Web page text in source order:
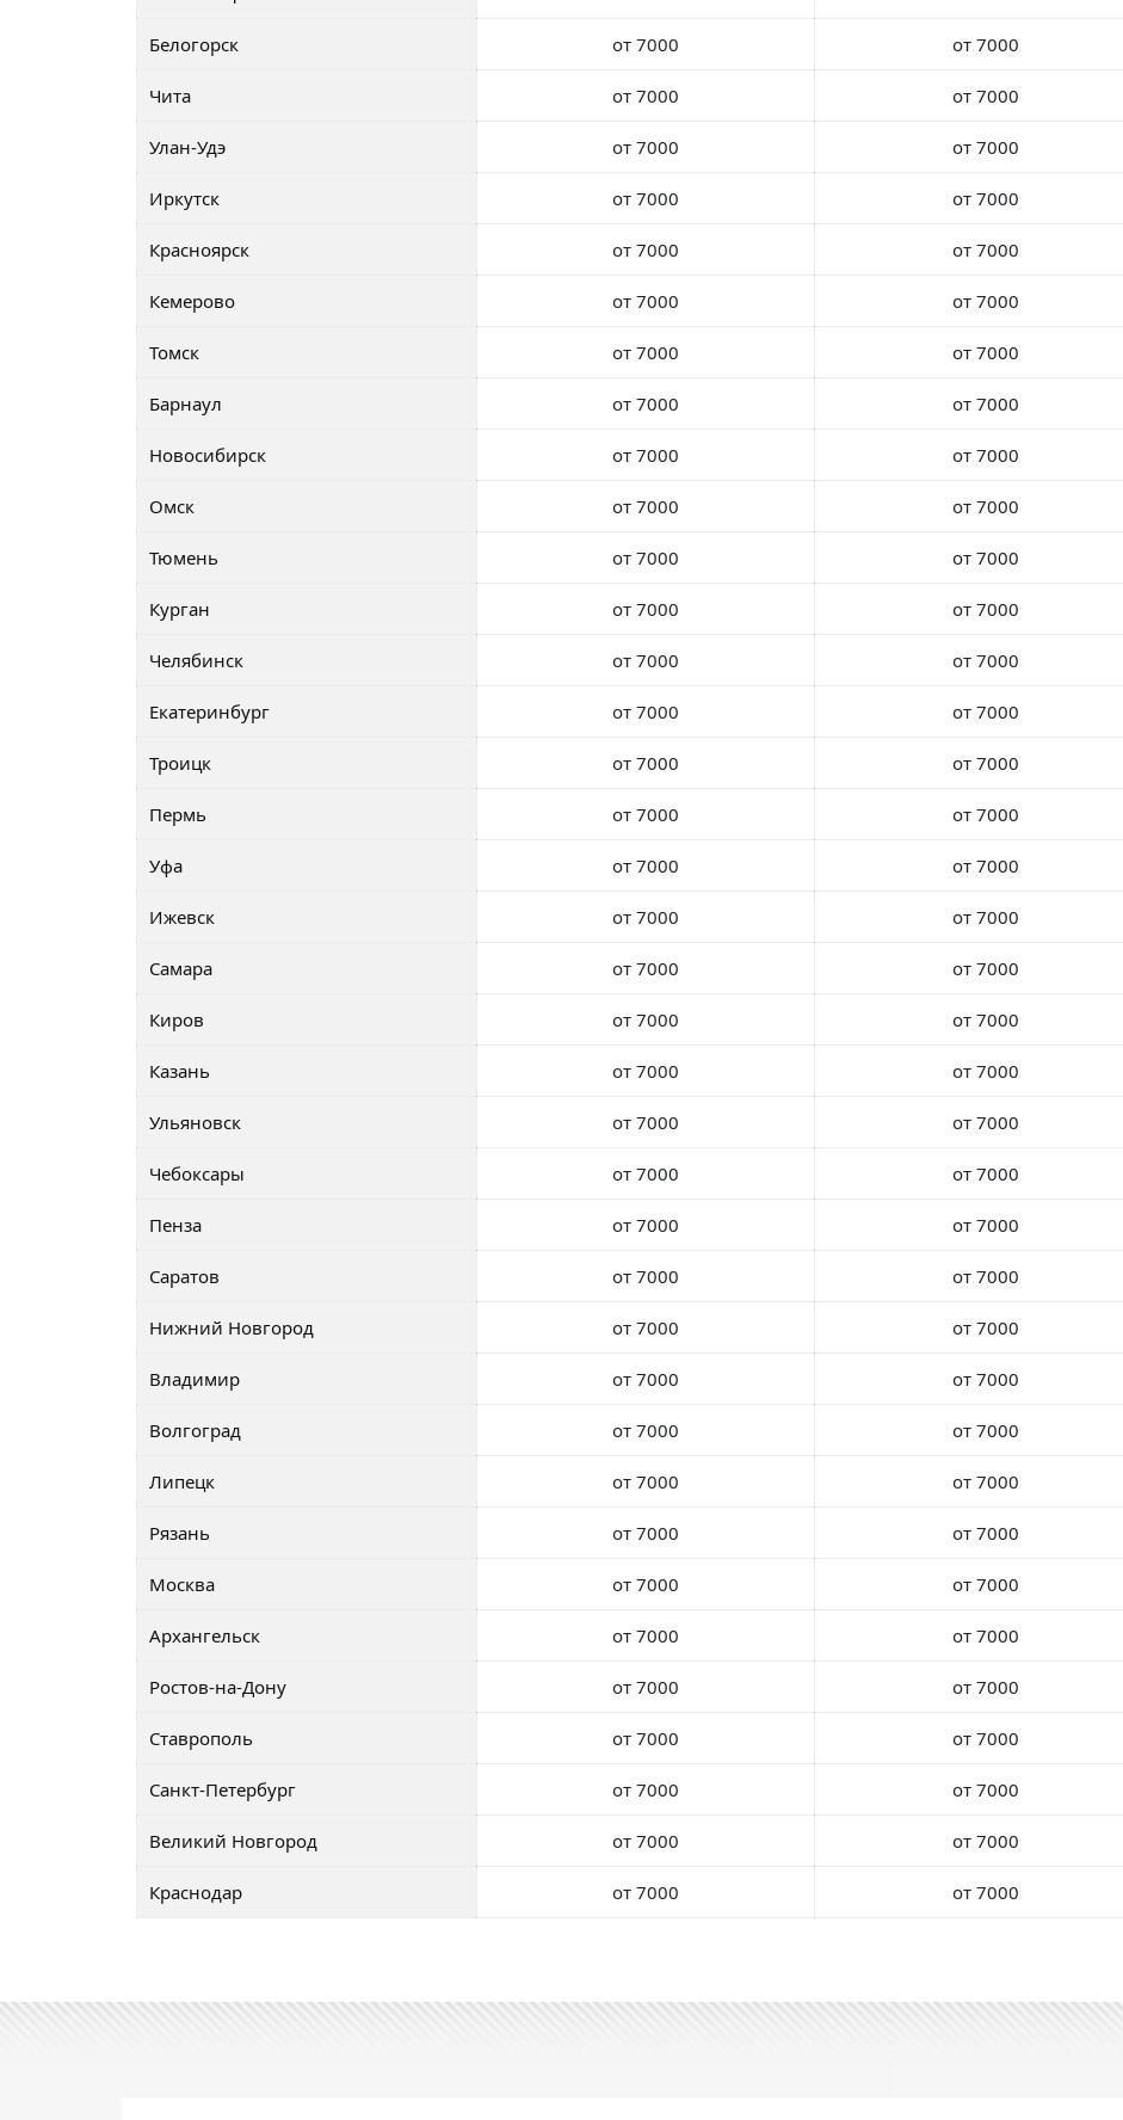
Белогорск от 7000 от 7000
Чита от 7000 от 7000
Улан-Удэ от 7000 от 7000
Иркутск от 7000 от 7000
Красноярск от 7000 от 7000
Кемерово от 7000 от 7000
Томск от 7000 от 7000
Барнаул от 7000 от 7000
Новосибирск от 7000 от 7000
Омск от 7000 от 7000
Тюмень от 7000 от 7000
Курган от 7000 от 7000
Челябинск от 7000 от 7000
Екатеринбург от 7000 от 7000
Троицк от 7000 от 7000
Пермь от 7000 от 7000
Уфа от 7000 от 7000
Ижевск от 7000 от 7000
Самара от 7000 от 7000
Киров от 7000 от 7000
Казань от 7000 от 7000
Ульяновск от 7000 от 7000
Чебоксары от 7000 от 7000
Пенза от 7000 от 7000
Саратов от 7000 от 7000
Нижний Новгород от 7000 от 7000
Владимир от 7000 от 7000
Волгоград от 7000 от 7000
Липецк от 7000 от 7000
Рязань от 7000 от 7000
Москва от 7000 от 7000
Архангельск от 7000 от 7000
Ростов-на-Дону от 7000 от 7000
Ставрополь от 7000 от 7000
Санкт-Петербург от 7000 от 7000
Великий Новгород от 7000 от 7000
Краснодар от 7000 от 7000